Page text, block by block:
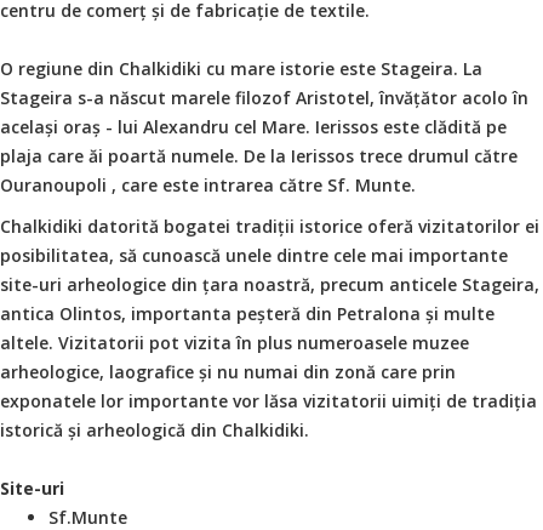
centru de comerț și de fabricație de textile.
O regiune din Chalkidiki cu mare istorie este Stageira. La
Stageira s-a născut marele filozof Aristotel, învățător acolo în
același oraș - lui Alexandru cel Mare. Ierissos este clădită pe
plaja care ăi poartă numele. De la Ierissos trece drumul către
Ouranoupoli , care este intrarea către Sf. Munte.
Chalkidiki datorită bogatei tradiții istorice oferă vizitatorilor ei
posibilitatea, să cunoască unele dintre cele mai importante
site-uri arheologice din țara noastră, precum anticele Stageira,
antica Olintos, importanta peșteră din Petralona și multe
altele. Vizitatorii pot vizita în plus numeroasele muzee
arheologice, laografice și nu numai din zonă care prin
exponatele lor importante vor lăsa vizitatorii uimiți de tradiția
istorică și arheologică din Chalkidiki.
Site-uri
Sf.Munte